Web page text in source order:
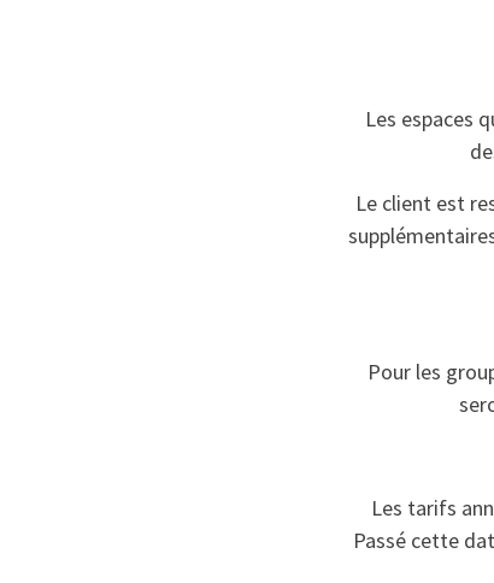
Les espaces
Le client est
Pour les
Les tarifs
Passé cette